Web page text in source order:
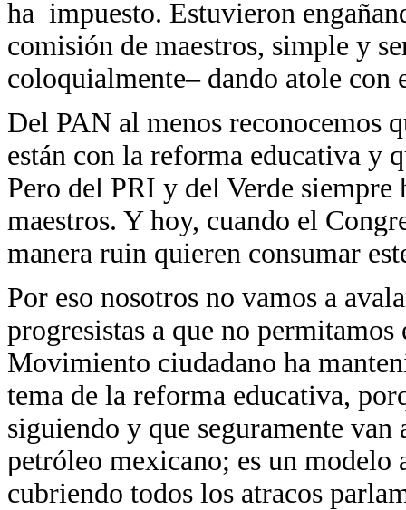
ha impuesto. Estuvieron
comisión de maestros, simple y
coloquialmente– dando atole
Del PAN al menos reconocemos
están con la reforma educativa y
Pero del PRI y del Verde siempre
maestros. Y hoy, cuando el
manera ruin quieren consumar
Por eso nosotros no vamos a
progresistas a que no
Movimiento ciudadano ha
tema de la reforma educativa,
siguiendo y que seguramente
petróleo mexicano; es un
cubriendo todos los atracos